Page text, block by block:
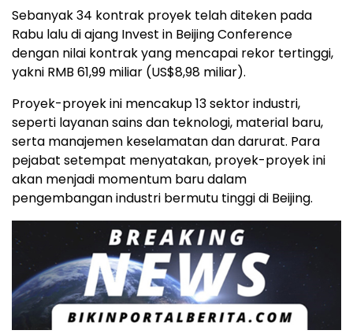
Sebanyak 34 kontrak proyek telah diteken pada
Rabu lalu di ajang Invest in Beijing Conference
dengan nilai kontrak yang mencapai rekor tertinggi,
yakni RMB 61,99 miliar (US$8,98 miliar).
Proyek-proyek ini mencakup 13 sektor industri,
seperti layanan sains dan teknologi, material baru,
serta manajemen keselamatan dan darurat. Para
pejabat setempat menyatakan, proyek-proyek ini
akan menjadi momentum baru dalam
pengembangan industri bermutu tinggi di Beijing.